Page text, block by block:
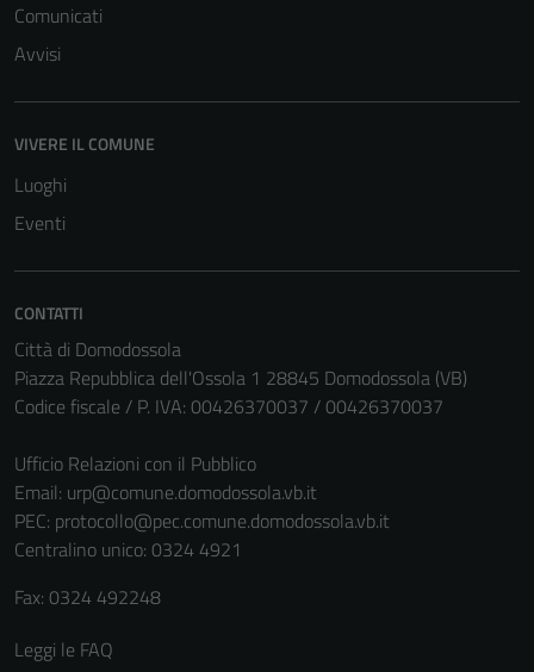
Comunicati
Avvisi
VIVERE IL COMUNE
Luoghi
Eventi
CONTATTI
Città di Domodossola
Piazza Repubblica dell'Ossola 1 28845 Domodossola (VB)
Codice fiscale / P. IVA: 00426370037 / 00426370037
Ufficio Relazioni con il Pubblico
Email: urp@comune.domodossola.vb.it
PEC: protocollo@pec.comune.domodossola.vb.it
Centralino unico: 0324 4921
Fax: 0324 492248
Leggi le FAQ
Questi cookie
sono necessari